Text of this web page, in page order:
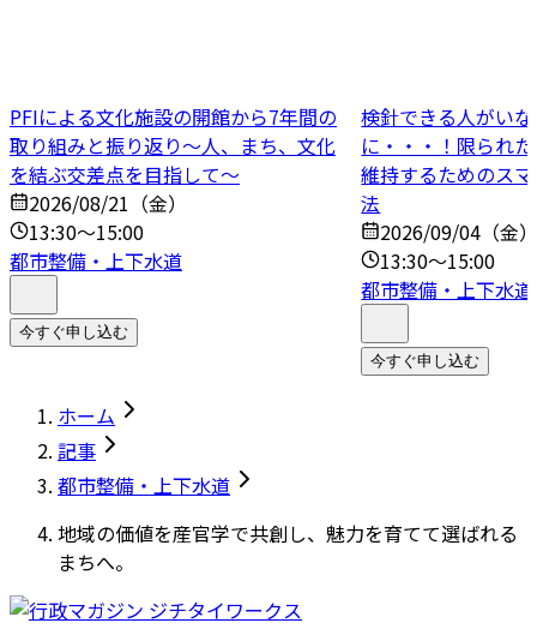
PFIによる文化施設の開館から7年間の
取り組みと振り返り～人、まち、文化
を結ぶ交差点を目指して～
2026/08/21（金）
13:30～15:00
都市整備・上下水道
今すぐ申し込む
検針できる人がい
に・・・！限られ
維持するためのス
法
2026/09/04（金
13:30～15:00
都市整備・上下水道
今すぐ申し込む
ホーム
記事
都市整備・上下水道
地域の価値を産官学で共創し、魅力を育てて選ばれる
まちへ。